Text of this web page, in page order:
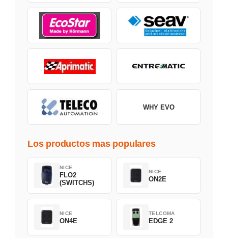
WHY EVO
Los productos mas populares
NICE
FLO2
(SWITCHS)
NICE
ON2E
NICE
ON4E
TELCOMA
EDGE 2